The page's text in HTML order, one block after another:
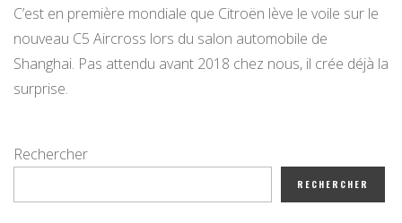
C’est en première mondiale que Citroën lève le voile sur le
nouveau C5 Aircross lors du salon automobile de
Shanghai. Pas attendu avant 2018 chez nous, il crée déjà la
surprise.
Rechercher
RECHERCHER